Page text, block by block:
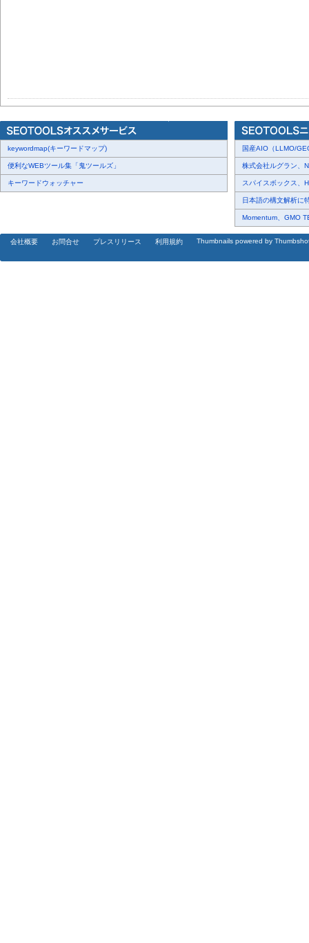
keywordmap(キーワードマップ)
便利なWEBツール集「鬼ツールズ」
キーワードウォッチャー
国産AIO（LLMO/
株式会社ルグラン、
スパイスボックス、
日本語の構文解析に
Momentum、GMO
会社概要 お問合せ プレスリリース 利用規約 Thumbnails powered by